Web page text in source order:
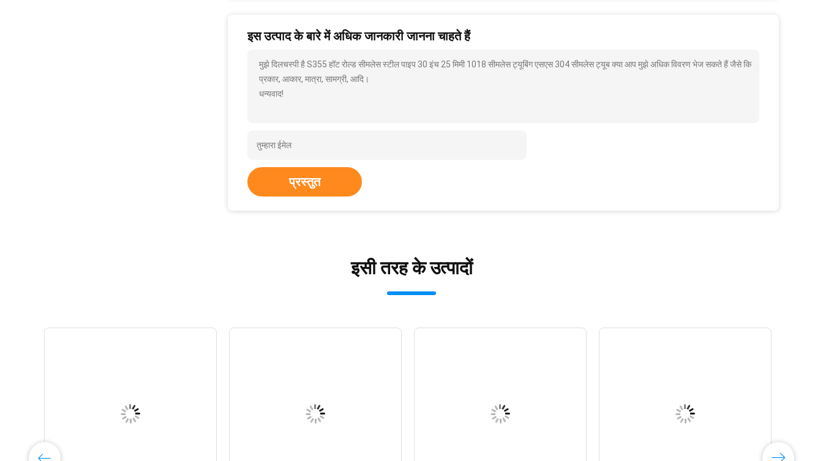
इस उत्पाद के बारे में अधिक जानकारी जानना चाहते हैं
मुझे दिलचस्पी है S355 हॉट रोल्ड सीमलेस स्टील पाइप 30 इंच 25 मिमी 1018 सीमलेस ट्यूबिंग एसएस 304 सीमलेस ट्यूब क्या आप मुझे अधिक विवरण भेज सकते हैं जैसे कि
प्रकार, आकार, मात्रा, सामग्री, आदि।
धन्यवाद!
प्रस्तुत
इसी तरह के उत्पादों